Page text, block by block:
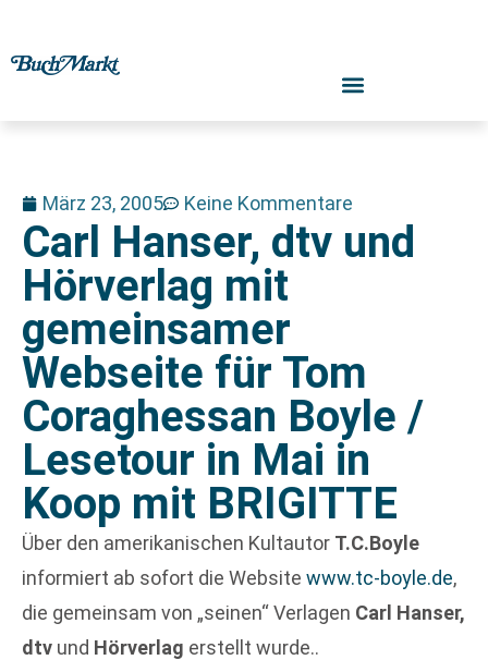
März 23, 2005 Keine Kommentare
Carl Hanser, dtv und
Hörverlag mit
gemeinsamer
Webseite für Tom
Coraghessan Boyle /
Lesetour in Mai in
Koop mit BRIGITTE
Über den amerikanischen Kultautor T.C.Boyle
informiert ab sofort die Website www.tc-boyle.de,
die gemeinsam von „seinen“ Verlagen Carl Hanser,
dtv und Hörverlag erstellt wurde..